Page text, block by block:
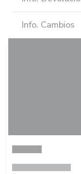
Info. Cambios